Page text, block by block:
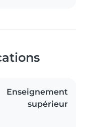
Enseignement
supérieur